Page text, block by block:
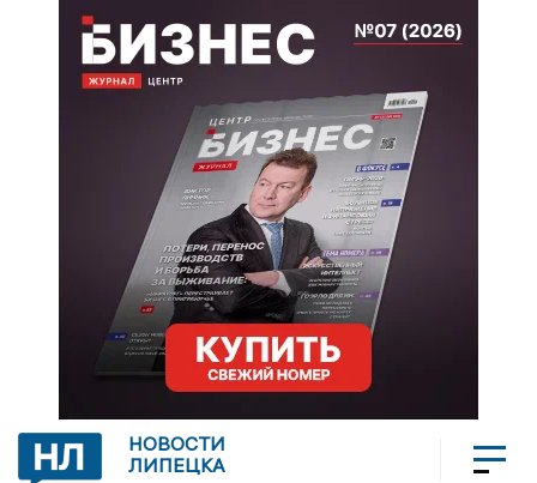
НОВОСТИ
ЛИПЕЦКА